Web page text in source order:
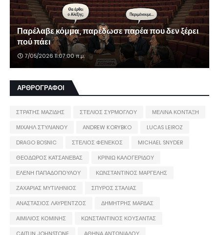
Παρέλαβε κόμμα, παρέδωσε παρέα που δεν ξέρει
πού πάει
7/05/2026 11:07:00 π.μ.
ΑΡΘΡΟΓΡΑΦΟΙ
ΣΤΡΑΤΗΣ ΜΑΖΙΔΗΣ ΣΤΕΛΙΟΣ ΣΥΡΜΟΓΛΟΥ
ΜΕΛΙΝΑ ΚΟΝΤΑΞΗ
ΜΙΧΑΗΛ ΣΤΥΛΙΑΝΟΥ
ANDREW KORYBKO
LUCAS LEIROZ
DRAGO BOSNIC
ΣΤΕΛΙΟΣ ΦΕΝΕΚΟΣ
MICHAEL SNYDER
ΘΕΟΔΩΡΟΣ ΚΑΤΣΑΝΕΒΑΣ
ΚΡΙΝΙΩ ΚΑΛΟΓΕΡΙΔΟΥ
ΕΛΕΝΗ ΠΑΠΑΔΟΠΟΥΛΟΥ
ΚΩΝΣΤΑΝΤΙΝΟΣ ΜΑΡΓΕΛΗΣ
ΖΑΧΑΡΙΑΣ ΜΥΤΙΛΗΝΙΟΣ
ΣΠΥΡΟΣ ΣΤΑΛΙΑΣ
ΑΝΑΣΤΑΣΙΟΣ ΛΑΥΡΕΝΤΖΟΣ
ΔΗΜΗΤΡΗΣ ΜΑΡΔΑΣ
ΑΙΜΙΛΙΟΣ ΚΟΜΙΝΗΣ
ΚΩΝΣΤΑΝΤΙΝΟΣ ΚΟΥΣΑΝΤΑΣ